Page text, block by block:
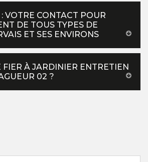
VOTRE CONTACT POUR
DE TOUS TYPES DE
ET SES ENVIRONS
FIER À JARDINIER ENTRETIEN
02 ?